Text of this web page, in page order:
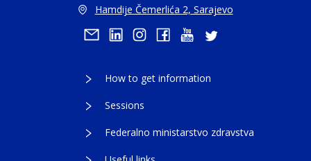
Hamdije Čemerlića 2, Sarajevo
How to get information
Sessions
Federalno ministarstvo zdravstva